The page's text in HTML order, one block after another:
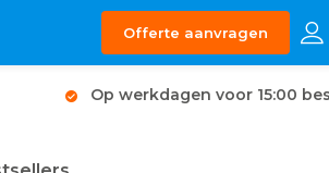
Offerte aanvragen
Op werkdagen voor 15:00